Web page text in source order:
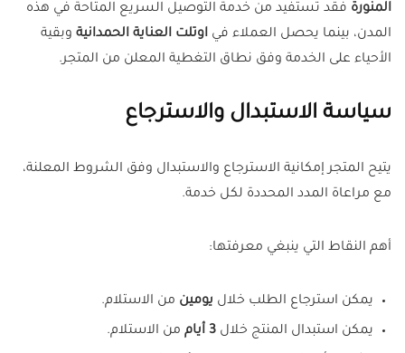
المنورة فقد تستفيد من خدمة التوصيل السريع المتاحة في هذه
المدن، بينما يحصل العملاء في اوتلت العناية الحمدانية وبقية
الأحياء على الخدمة وفق نطاق التغطية المعلن من المتجر.
سياسة الاستبدال والاسترجاع
يتيح المتجر إمكانية الاسترجاع والاستبدال وفق الشروط المعلنة،
مع مراعاة المدد المحددة لكل خدمة.
أهم النقاط التي ينبغي معرفتها:
يمكن استرجاع الطلب خلال يومين من الاستلام.
يمكن استبدال المنتج خلال 3 أيام من الاستلام.